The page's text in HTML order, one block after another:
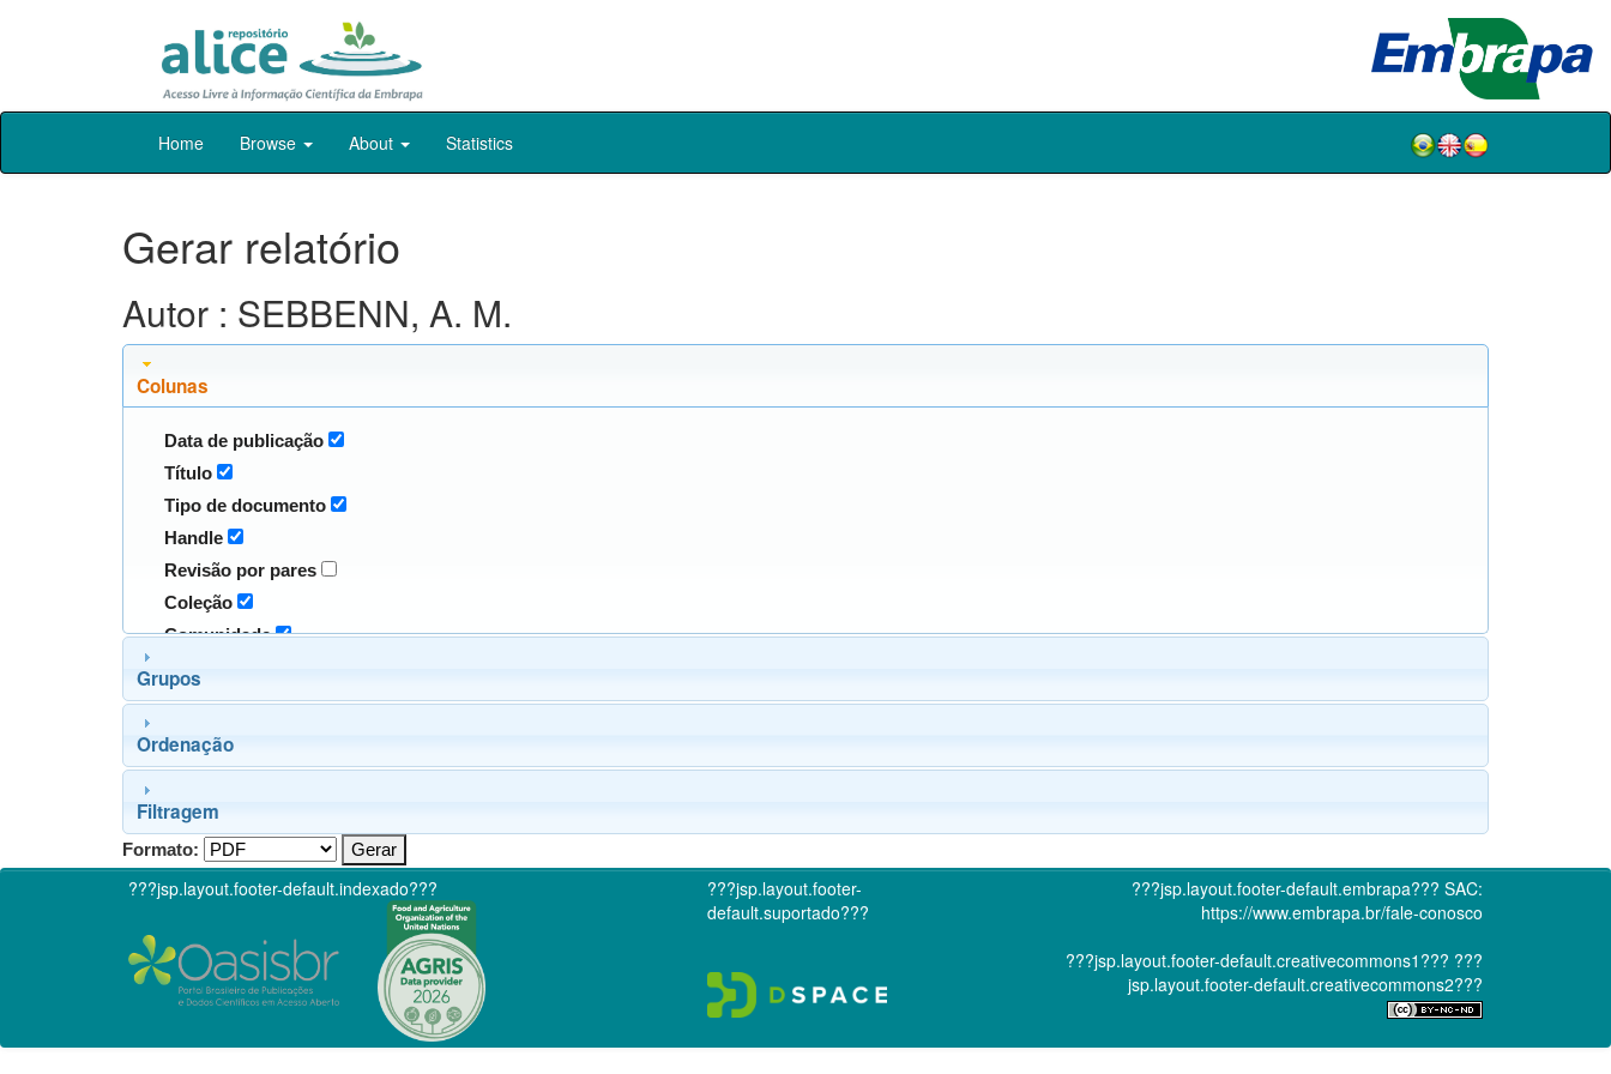
Skip
Home Browse About Statistics
Gerar relatório
Autor : SEBBENN, A. M.
Colunas
Data de publicação
Título
Tipo de documento
Handle
Revisão por pares
Coleção
Comunidade
Grupos
Ordenação
Filtragem
Formato:
???jsp.layout.footer-default.indexado???
???jsp.layout.footer-
default.suportado???
???jsp.layout.footer-default.embrapa??? SAC:
https://www.embrapa.br/fale-conosco
???jsp.layout.footer-default.creativecommons1??? ???
jsp.layout.footer-default.creativecommons2???